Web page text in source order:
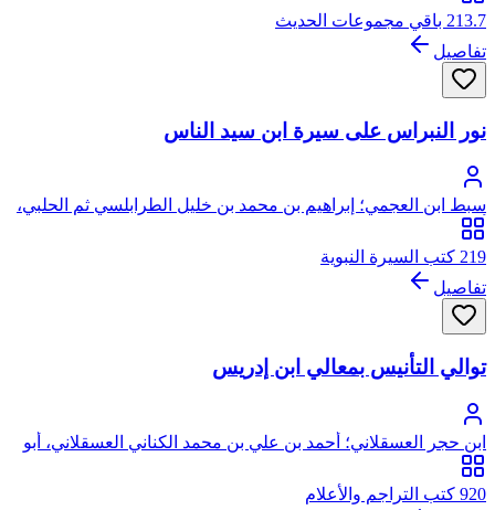
213.7 باقي مجموعات الحديث
تفاصيل
نور النبراس على سيرة ابن سيد الناس
سبط ابن العجمي؛ إبراهيم بن محمد بن خليل الطرابلسي ثم الحلبي،
أبو الوفاء، برهان الدين
219 كتب السيرة النبوية
تفاصيل
توالي التأنيس بمعالي ابن إدريس
ابن حجر العسقلاني؛ أحمد بن علي بن محمد الكناني العسقلاني، أبو
الفضل، شهاب الدين، ابن حجر
920 كتب التراجم والأعلام